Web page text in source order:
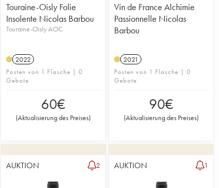
Touraine-Oisly Folie
Insolente Nicolas Barbou
Touraine-Oisly AOC
2022
Posten von 1 Flasche | 0
Gebote
60€
(Aktualisierung des Preises)
Vin de France Alchimie
Passionnelle Nicolas
Barbou
2021
Posten von 1 Flasche | 0
Gebote
90€
(Aktualisierung des Preises)
AUKTION 2 AUKTION 1